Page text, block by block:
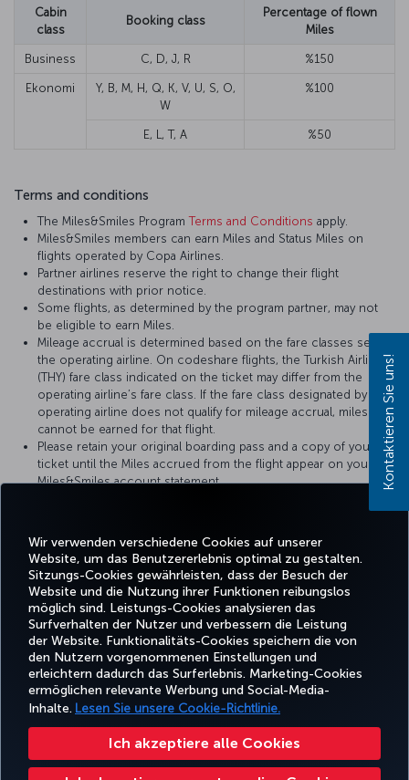
Wir verwenden verschiedene Cookies auf unserer
Website, um das Benutzererlebnis optimal zu gestalten.
Sitzungs-Cookies gewährleisten, dass der Besuch der
Website und die Nutzung ihrer Funktionen reibungslos
möglich sind. Leistungs-Cookies analysieren das
Surfverhalten der Nutzer und verbessern die Leistung
der Website. Funktionalitäts-Cookies speichern die von
den Nutzern vorgenommenen Einstellungen und
erleichtern dadurch das Surferlebnis. Marketing-Cookies
ermöglichen relevante Werbung und Social-Media-
Inhalte. Lesen Sie unsere Cookie-Richtlinie.
Ich akzeptiere alle Cookies
Cabin
class
Booking class
Percentage of flown
Miles
Business C, D, J, R %150
Ekonomi
Y, B, M, H, Q, K, V, U, S, O,
W
%100
E, L, T, A %50
Terms and conditions
The Miles&Smiles ProgramTerms and Conditions apply.
Miles&Smiles members can earn Miles and Status Miles on
flights operated by Copa Airlines.
Partner airlines reserve the right to change their flight
destinations with prior notice.
Some flights, as determined by the program partner, may not
be eligible to earn Miles.
Mileage accrual is determined based on the fare classes set by
the operating airline. On codeshare flights, the Turkish Airlines
(THY) fare class indicated on the ticket may differ from the
operating airline’s fare class. If the fare class designated by the
operating airline does not qualify for mileage accrual, miles
cannot be earned for that flight.
Please retain your original boarding pass and a copy of your
ticket until the Miles accrued from the flight appear on your
Miles&Smiles account statement.
For more details, please visitCopa Airlines ’ official website.
Facebook
TwitterInstagram
YouTubeLinkedInTikTokBlog
BUCHEN
UND
VERWALTEN
ERLEBNIS
ANGEBOTE
UND
REISEZIELE
HILFE
TURKISH
AIRLINES
Barrierefreiheit Impressum Datenschutz- und Cookie-Richtlinie Rechtliche Hinweise
Kontaktieren Sie uns!